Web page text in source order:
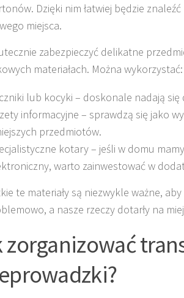
Dzięki nim łatwiej będzie
miejsca.
zabezpieczyć delikatne
materiałach. Można wykorzystać:
lub kocyki – doskonale nadają
informacyjne – sprawdzą się jako
przedmiotów.
kotary – jeśli w domu
warto zainwestować w
te materiały są niezwykle ważne,
a nasze rzeczy dotarły na
zorganizować